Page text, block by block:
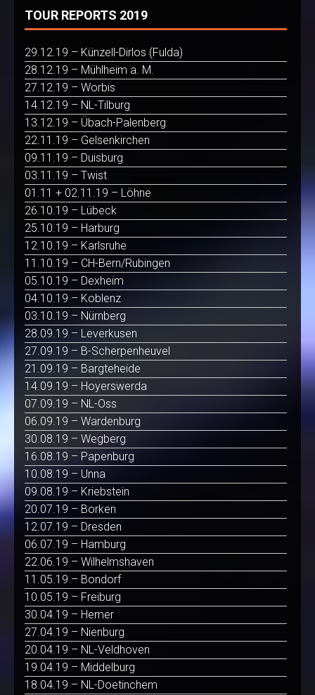
TOUR REPORTS 2019
29.12.19 – Künzell-Dirlos (Fulda)
28.12.19 – Mühlheim a. M.
27.12.19 – Worbis
14.12.19 – NL-Tilburg
13.12.19 – Übach-Palenberg
22.11.19 – Gelsenkirchen
09.11.19 – Duisburg
03.11.19 – Twist
01.11 + 02.11.19 – Löhne
26.10.19 – Lübeck
25.10.19 – Harburg
12.10.19 – Karlsruhe
11.10.19 – CH-Bern/Rubingen
05.10.19 – Dexheim
04.10.19 – Koblenz
03.10.19 – Nürnberg
28.09.19 – Leverkusen
27.09.19 – B-Scherpenheuvel
21.09.19 – Bargteheide
14.09.19 – Hoyerswerda
07.09.19 – NL-Oss
06.09.19 – Wardenburg
30.08.19 – Wegberg
16.08.19 – Papenburg
10.08.19 – Unna
09.08.19 – Kriebstein
20.07.19 – Borken
12.07.19 – Dresden
06.07.19 – Hamburg
22.06.19 – Wilhelmshaven
11.05.19 – Bondorf
10.05.19 – Freiburg
30.04.19 – Hemer
27.04.19 – Nienburg
20.04.19 – NL-Veldhoven
19.04.19 – Middelburg
18.04.19 – NL-Doetinchem